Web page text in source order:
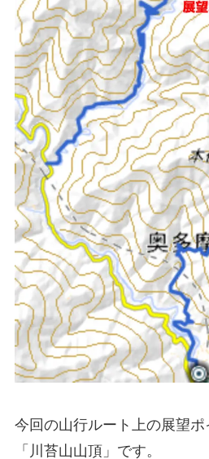
今回の山行ルート上の展望
「川苔山山頂」です。